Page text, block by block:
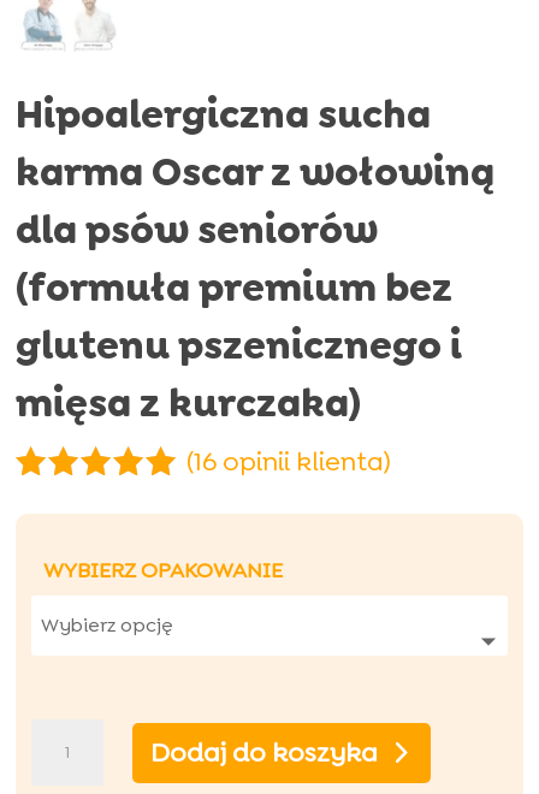
Hipoalergiczna sucha
karma Oscar z wołowiną
dla psów seniorów
(formuła premium bez
glutenu pszenicznego i
mięsa z kurczaka)
5.00
na
podstawie
ocen
klientów
(16opinii klienta)
WYBIERZ OPAKOWANIE
Hipoalergiczna
Dodaj do koszyka